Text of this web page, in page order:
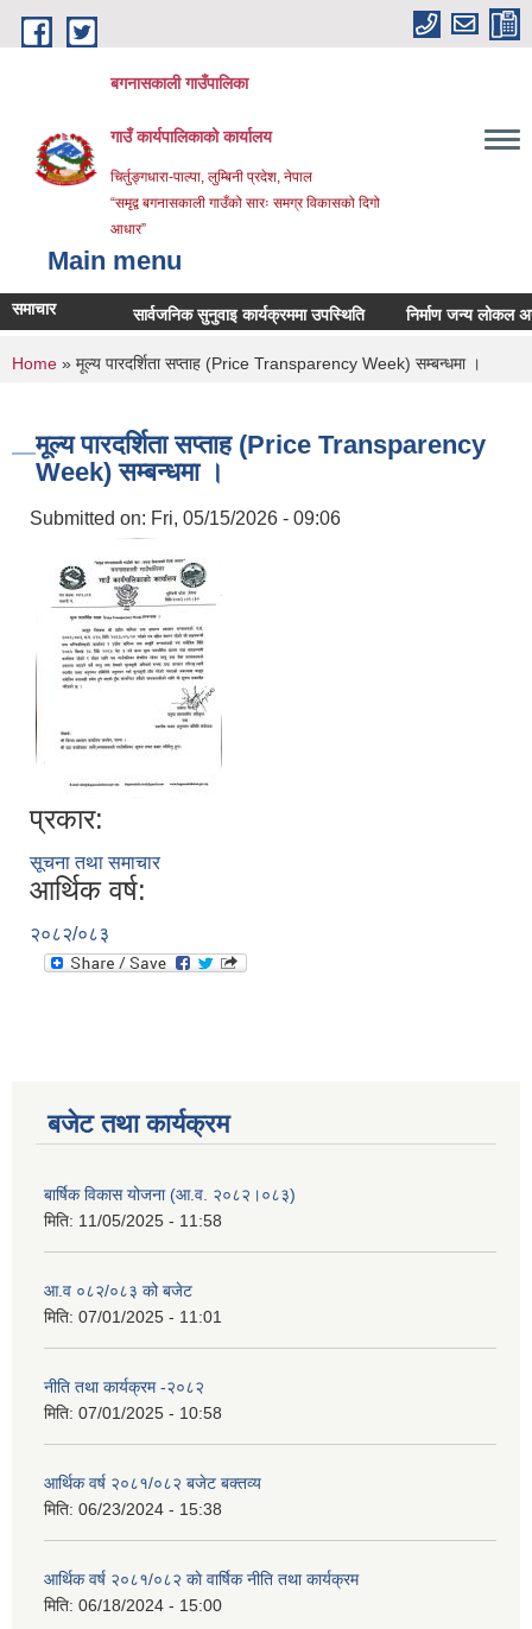
Skip to main content
बगनासकाली गाउँपालिका
गाउँ कार्यपालिकाको कार्यालय
चिर्तुङ्गधारा-पाल्पा, लुम्बिनी प्रदेश, नेपाल
“समृद्व बगनासकाली गाउँको सारः समग्र विकासको दिगो
आधार”
Main menu
समाचार सार्वजनिक सुनुवाइ कार्यक्रममा उपस्थिति निर्माण जन्य लोकल अनग्रेडेड
You are here
Home » मूल्य पारदर्शिता सप्ताह (Price Transparency Week) सम्बन्धमा ।
मूल्य पारदर्शिता सप्ताह (Price Transparency
Week) सम्बन्धमा ।
Submitted on: Fri, 05/15/2026 - 09:06
प्रकार:
सूचना तथा समाचार
आर्थिक वर्ष:
२०८२/०८३
बजेट तथा कार्यक्रम
बार्षिक विकास योजना (आ.व. २०८२।०८३)
मिति: 11/05/2025 - 11:58
आ.व ०८२/०८३ को बजेट
मिति: 07/01/2025 - 11:01
नीति तथा कार्यक्रम -२०८२
मिति: 07/01/2025 - 10:58
आर्थिक वर्ष २०८१/०८२ बजेट बक्तव्य
मिति: 06/23/2024 - 15:38
आर्थिक वर्ष २०८१/०८२ काे वार्षिक नीति तथा कार्यक्रम
मिति: 06/18/2024 - 15:00